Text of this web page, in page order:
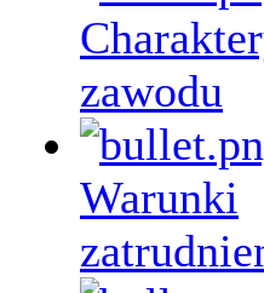
zawodu
Warunki